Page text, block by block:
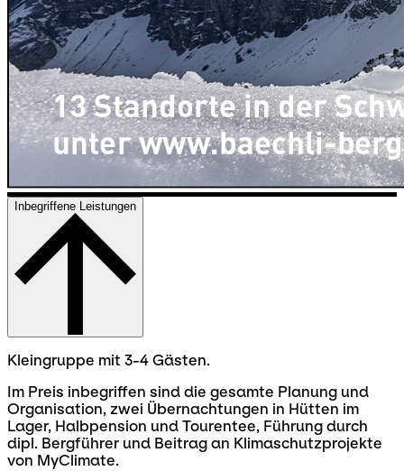
Inbegriffene Leistungen
Kleingruppe mit 3-4 Gästen.
Im Preis inbegriffen sind die gesamte Planung und
Organisation, zwei Übernachtungen in Hütten im
Lager, Halbpension und Tourentee, Führung durch
dipl. Bergführer und Beitrag an Klimaschutzprojekte
von MyClimate.